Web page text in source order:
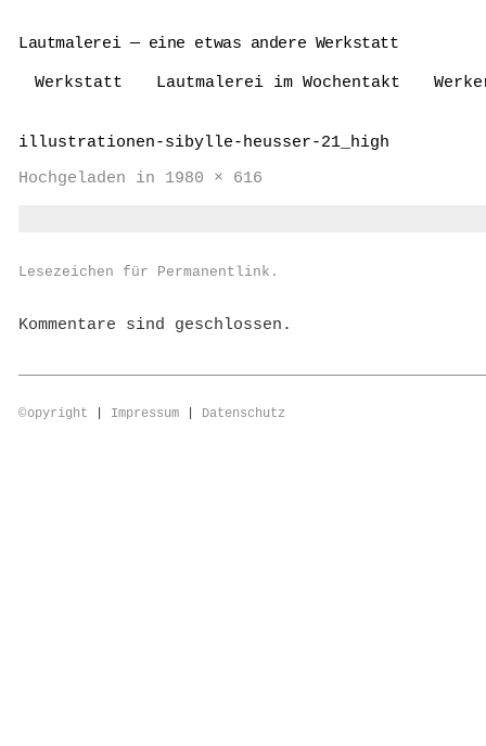
Lautmalerei — eine etwas andere Werkstatt
Werkstatt Lautmalerei im Wochentakt
illustrationen-sibylle-heusser-21_high
Hochgeladen in 1980 × 616
Lesezeichen für Permanentlink .
Kommentare sind geschlossen.
©opyright Impressum| Datenschutz